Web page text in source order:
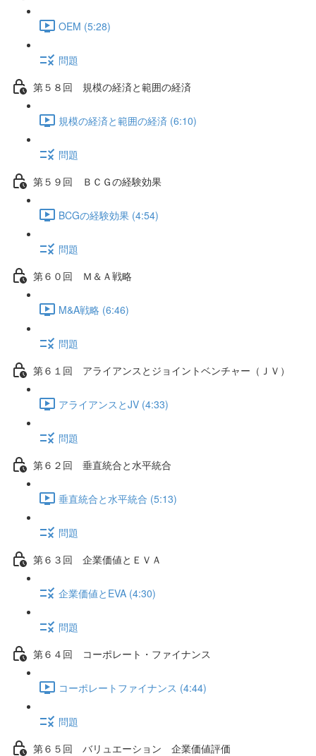
OEM (5:28)
問題
第５８回 規模の経済と範囲の経済
規模の経済と範囲の経済 (6:10)
問題
第５９回 ＢＣＧの経験効果
BCGの経験効果 (4:54)
問題
第６０回 Ｍ＆Ａ戦略
M&A戦略 (6:46)
問題
第６１回 アライアンスとジョイントベンチャー（ＪＶ）
アライアンスとJV (4:33)
問題
第６２回 垂直統合と水平統合
垂直統合と水平統合 (5:13)
問題
第６３回 企業価値とＥＶＡ
企業価値とEVA (4:30)
問題
第６４回 コーポレート・ファイナンス
コーポレートファイナンス (4:44)
問題
第６５回 バリュエーション 企業価値評価